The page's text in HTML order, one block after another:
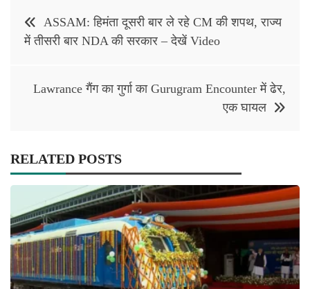
Post
navigation
ASSAM: हिमंता दूसरी बार ले रहे CM की शपथ, राज्य
में तीसरी बार NDA की सरकार – देखें Video
Lawrance गैंग का गुर्गा का Gurugram Encounter में ढेर,
एक घायल
RELATED POSTS